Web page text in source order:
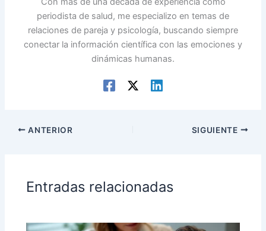
periodista de salud, me especializo en temas de
relaciones de pareja y psicología, buscando siempre
conectar la información científica con las emociones y
dinámicas humanas.
ANTERIOR SIGUIENTE
Entradas relacionadas